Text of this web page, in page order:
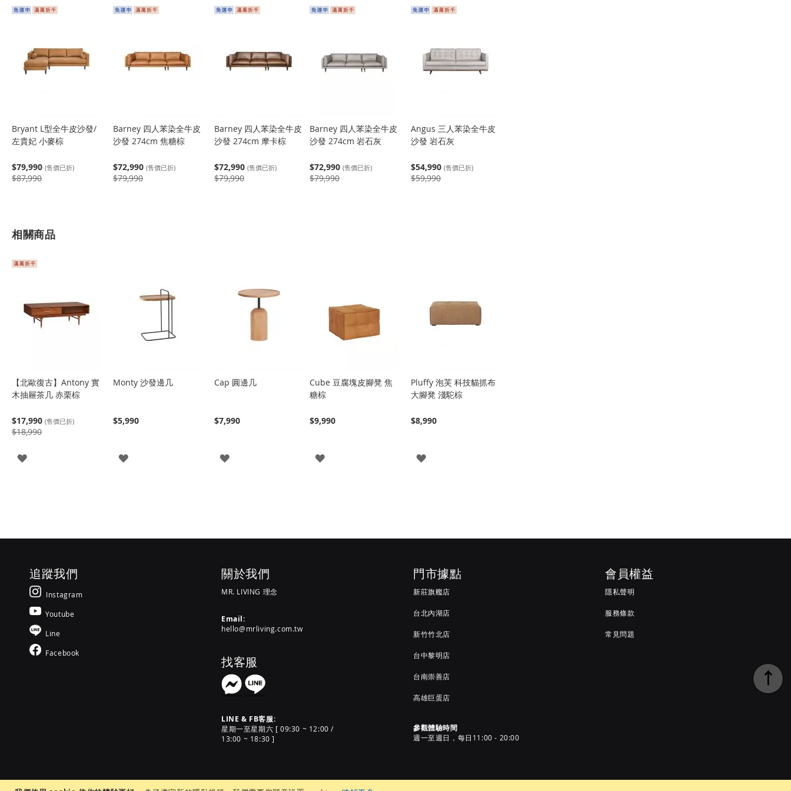
Bryant L型全牛皮沙發/
左貴妃 小麥棕
$79,990 (售價已折)
$87,990
Barney 四人苯染全牛皮
沙發 274cm 焦糖棕
$72,990 (售價已折)
$79,990
Barney 四人苯染全牛皮
沙發 274cm 摩卡棕
$72,990 (售價已折)
$79,990
Barney 四人苯染全牛皮
沙發 274cm 岩石灰
$72,990 (售價已折)
$79,990
Angus 三人苯染全牛皮
沙發 岩石灰
$54,990 (售價已折)
$59,990
相關商品
【北歐復古】Antony 實
木抽屜茶几 赤栗棕
$17,990 (售價已折)
$18,990
登
Monty 沙發邊几
$5,990
登
Cap 圓邊几
$7,990
登
Cube 豆腐塊皮腳凳 焦
糖棕
$9,990
登
Pluffy 泡芙 科技貓抓布
大腳凳 淺駝棕
$8,990
登
追蹤我們
Instagram
Youtube
Line
Facebook
關於我們
MR. LIVING 理念
Email:
hello@mrliving.com.tw
找客服
LINE & FB客服:
星期一至星期六 [ 09:30 ~ 12:00 /
13:00 ~ 18:30 ]
門市據點
新莊旗艦店
台北內湖店
新竹竹北店
台中黎明店
台南崇善店
高雄巨蛋店
參觀體驗時間
週一至週日，每日11:00 - 20:00
會員權益
隱私聲明
服務條款
常見問題
↑